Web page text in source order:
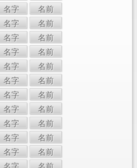
名字 名前
名字 名前
名字 名前
名字 名前
名字 名前
名字 名前
名字 名前
名字 名前
名字 名前
名字 名前
名字 名前